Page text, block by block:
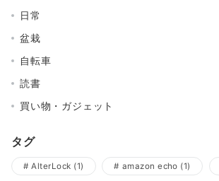
日常
盆栽
自転車
読書
買い物・ガジェット
タグ
AlterLock (1) amazon echo (1)